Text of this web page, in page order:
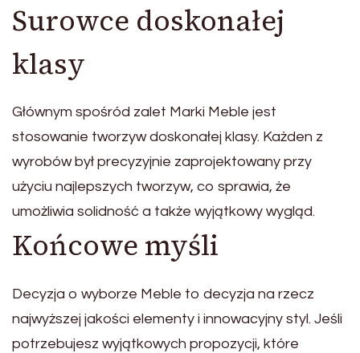
Surowce doskonałej
klasy
Głównym spośród zalet Marki Meble jest
stosowanie tworzyw doskonałej klasy. Każden z
wyrobów był precyzyjnie zaprojektowany przy
użyciu najlepszych tworzyw, co sprawia, że
umożliwia solidność a także wyjątkowy wygląd.
Końcowe myśli
Decyzja o wyborze Meble to decyzja na rzecz
najwyższej jakości elementy i innowacyjny styl. Jeśli
potrzebujesz wyjątkowych propozycji, które